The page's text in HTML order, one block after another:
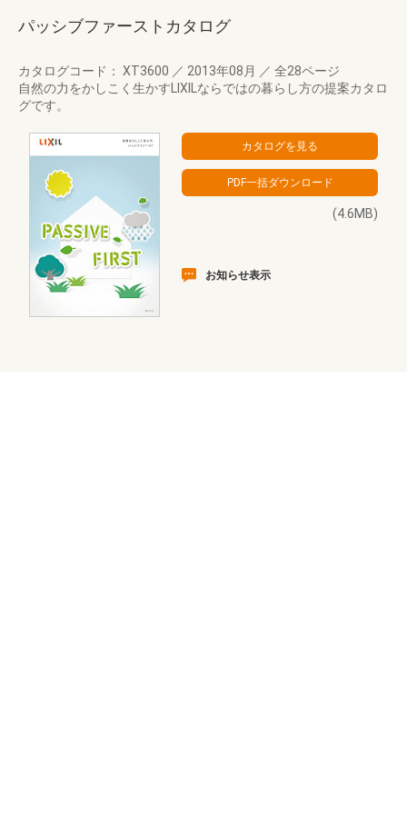
パッシブファーストカタログ
カタログコード： XT3600 ／ 2013年08月 ／ 全28ページ
自然の力をかしこく生かすLIXILならではの暮らし方の提案カタロ
グです。
(4.6MB)
お知らせ表示